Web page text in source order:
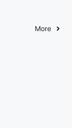
More